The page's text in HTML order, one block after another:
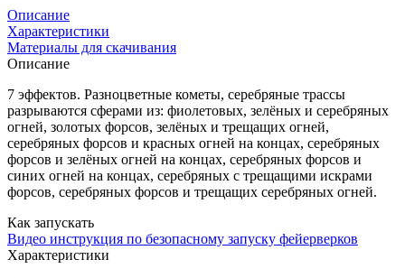
Описание
Характеристики
Материалы для скачивания
Описание
7 эффектов. Разноцветные кометы, серебряные трассы
разрываются сферами из: фиолетовых, зелёных и серебряных
огней, золотых форсов, зелёных и трещащих огней,
серебряных форсов и красных огней на концах, серебряных
форсов и зелёных огней на концах, серебряных форсов и
синих огней на концах, серебряных с трещащими искрами
форсов, серебряных форсов и трещащих серебряных огней.
Как запускать
Видео инструкция по безопасному запуску фейерверков
Характеристики